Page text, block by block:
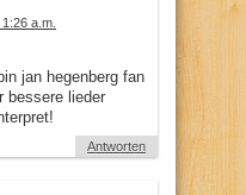
a.m.
jan hegenberg fan
bessere lieder
Antworten